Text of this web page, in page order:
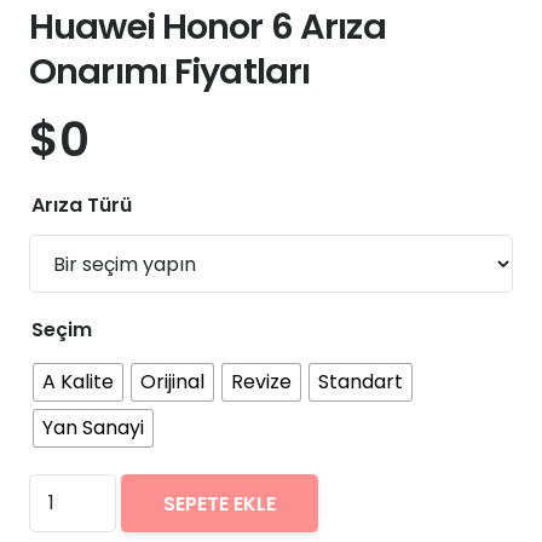
Huawei Honor 6 Arıza
Onarımı Fiyatları
$0
Arıza Türü
Seçim
A Kalite
Orijinal Revize
Standart
Yan Sanayi
Huawei
Honor
SEPETE EKLE